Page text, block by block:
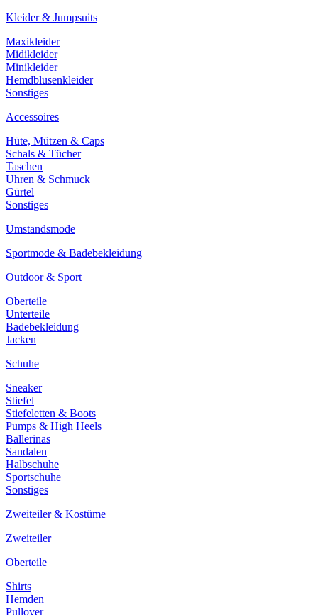
Kleider & Jumpsuits
Maxikleider
Midikleider
Minikleider
Hemdblusenkleider
Sonstiges
Accessoires
Hüte, Mützen & Caps
Schals & Tücher
Taschen
Uhren & Schmuck
Gürtel
Sonstiges
Umstandsmode
Sportmode & Badebekleidung
Outdoor & Sport
Oberteile
Unterteile
Badebekleidung
Jacken
Schuhe
Sneaker
Stiefel
Stiefeletten & Boots
Pumps & High Heels
Ballerinas
Sandalen
Halbschuhe
Sportschuhe
Sonstiges
Zweiteiler & Kostüme
Zweiteiler
Oberteile
Shirts
Hemden
Pullover